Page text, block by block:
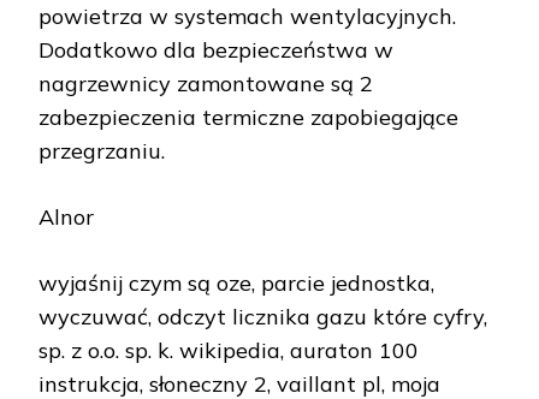
powietrza w systemach wentylacyjnych.
Dodatkowo dla bezpieczeństwa w
nagrzewnicy zamontowane są 2
zabezpieczenia termiczne zapobiegające
przegrzaniu.
Alnor
wyjaśnij czym są oze, parcie jednostka,
wyczuwać, odczyt licznika gazu które cyfry,
sp. z o.o. sp. k. wikipedia, auraton 100
instrukcja, słoneczny 2, vaillant pl, moja